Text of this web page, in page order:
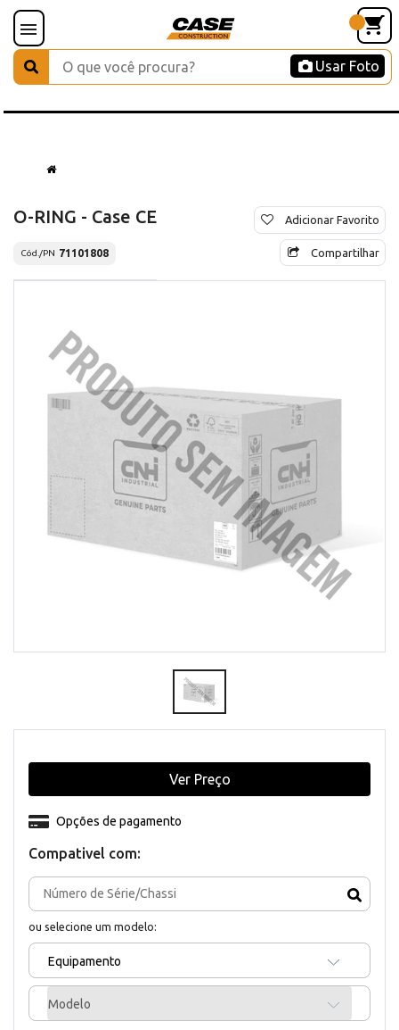
Usar Foto
O-RING - Case CE
Cód./PN 71101808
Adicionar Favorito
Compartilhar
Compativel com:
ou selecione um modelo:
Equipamento
Modelo
Opções de pagamento
Ver Preço